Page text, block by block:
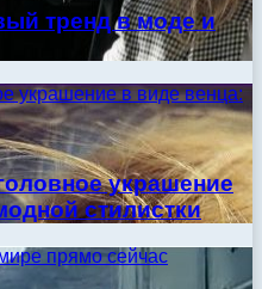
тренд в моде и
украшение в виде венца:
украшение
стилистки
прямо сейчас